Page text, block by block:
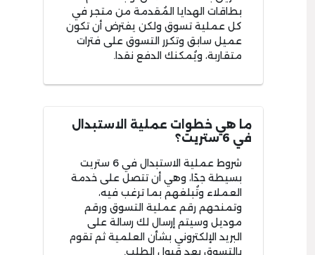
بطاقات الهدايا المُقدمة من متجر في
كل عملية تسوق ولكن يفترض أن تكون
عميل سابق وتكرر التسوق على فترات
متقاربة، ويُمكنك الدفع نقدا.
ما هي خطوات عملية الاستبدال
في 6 ستريت؟
شروط عملية الاستبدال في 6 ستريت
بسيطة جدًا، وهي أن تتصل على خدمة
العملاء وتُبلغهم بما ترغب فيه،
وتمنحهم رقم عملية التسوق ورقم
موديل وسيتم إرسال لك رسالة على
البريد الإلكتروني بشأن العلمية ثم تقوم
بالتسوق بعد قبول الطلب.